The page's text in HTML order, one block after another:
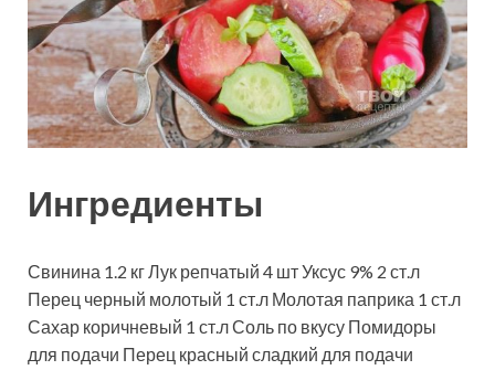
Ингредиенты
Свинина 1.2 кгЛук репчатый 4 штУксус 9% 2 ст.л
Перец черный молотый 1 ст.л Молотая паприка 1 ст.л
Сахар коричневый 1 ст.лСоль по вкусу Помидоры
для подачи Перец красный сладкий для подачи